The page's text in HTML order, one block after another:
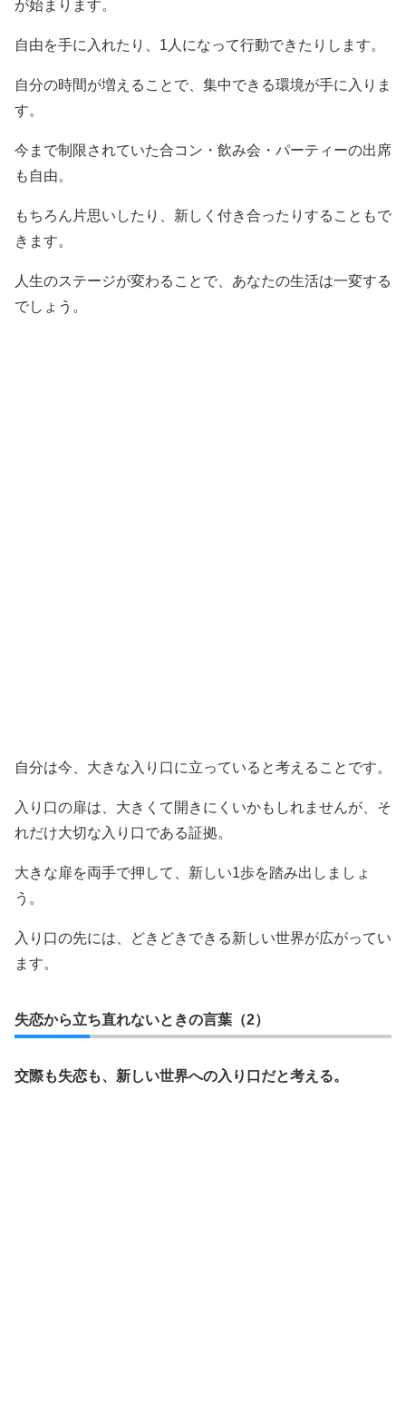
が始まります。
自由を手に入れたり、1人になって行動できたりします。
自分の時間が増えることで、集中できる環境が手に入りま
す。
今まで制限されていた合コン・飲み会・パーティーの出席
も自由。
もちろん片思いしたり、新しく付き合ったりすることもで
きます。
人生のステージが変わることで、あなたの生活は一変する
でしょう。
自分は今、大きな入り口に立っていると考えることです。
入り口の扉は、大きくて開きにくいかもしれませんが、そ
れだけ大切な入り口である証拠。
大きな扉を両手で押して、新しい1歩を踏み出しましょ
う。
入り口の先には、どきどきできる新しい世界が広がってい
ます。
失恋から立ち直れないときの言葉（2）
交際も失恋も、新しい世界への入り口だと考える。